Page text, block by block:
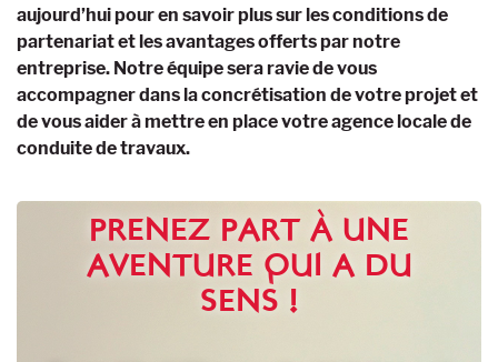
aujourd’hui pour en savoir plus sur les conditions de
partenariat et les avantages offerts par notre
entreprise. Notre équipe sera ravie de vous
accompagner dans la concrétisation de votre projet et
de vous aider à mettre en place votre agence locale de
conduite de travaux.
PRENEZ PART À UNE
AVENTURE QUI A DU
SENS !